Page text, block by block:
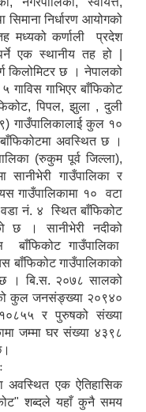
निर्धारण आयोगको
मध्यको कर्णाली प्रदेश
एक स्थानीय तह हो |
किलोमिटर छ । नेपालको
गाभिएर बाँफिकोट
पिपल, झुला , दुली
गाउँपालिकालाई कुल १०
अवस्थित छ ।
(रुकुम पूर्व जिल्ला),
सानीभेरी गाउँपालिका र
गाउँपालिकामा १० वटा
नं. ४ स्थित बाँफिकोट
छ । सानीभेरी नदीको
बाँफिकोट गाउँपालिका
बाँफिकोट गाउँपालिकाको
छ । बि.स. २०७८ सालको
कुल जनसंङ्ख्या २०९४०
र पुरुषको संख्या
जम्मा घर संख्या ४३९८
अवस्थित एक ऐतिहासिक
शब्दले यहाँ कुनै समय